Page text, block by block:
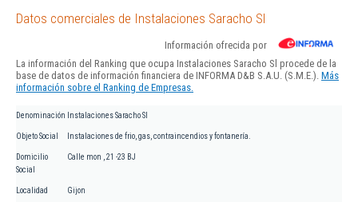
Datos comerciales de Instalaciones Saracho Sl
Información ofrecida por
La información del Ranking que ocupa Instalaciones Saracho Sl procede de la
base de datos de información financiera de INFORMA D&B S.A.U. (S.M.E.). Más
información sobre el Ranking de Empresas.
Denominación Instalaciones Saracho Sl
Objeto Social Instalaciones de frio, gas, contraincendios y fontanería.
Domicilio
Social
Calle mon , 21 -23 BJ
Localidad Gijon